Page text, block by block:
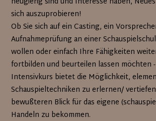
sich auszuprobieren!
Ob Sie sich auf ein Casting, ein
Aufnahmeprüfung an einer
wollen oder einfach Ihre Fähigkeiten
fortbilden und beurteilen lassen möchten
Intensivkurs bietet die Möglichkeit,
Schauspieltechniken zu erlernen/
bewußteren Blick für das eigene
Handeln zu bekommen.